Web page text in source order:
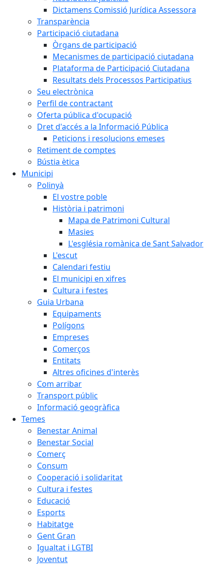
Dictamens Comissió Jurídica Assessora
Transparència
Participació ciutadana
Òrgans de participació
Mecanismes de participació ciutadana
Plataforma de Participació Ciutadana
Resultats dels Processos Participatius
Seu electrònica
Perfil de contractant
Oferta pública d'ocupació
Dret d'accés a la Informació Pública
Peticions i resolucions emeses
Retiment de comptes
Bústia ètica
Municipi
Polinyà
El vostre poble
Història i patrimoni
Mapa de Patrimoni Cultural
Masies
L'església romànica de Sant Salvador
L'escut
Calendari festiu
El municipi en xifres
Cultura i festes
Guia Urbana
Equipaments
Polígons
Empreses
Comerços
Entitats
Altres oficines d'interès
Com arribar
Transport públic
Informació geogràfica
Temes
Benestar Animal
Benestar Social
Comerç
Consum
Cooperació i solidaritat
Cultura i festes
Educació
Esports
Habitatge
Gent Gran
Igualtat i LGTBI
Joventut